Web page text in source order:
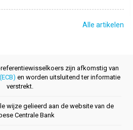
Alle artikelen
zijn afkomstig van
en worden uitsluitend ter informatie
verstrekt.
wijze gelieerd aan de website van de
Centrale Bank